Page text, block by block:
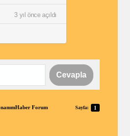
3 yıl önce açıldı
Cevapla
Sayfa: 1
Forum